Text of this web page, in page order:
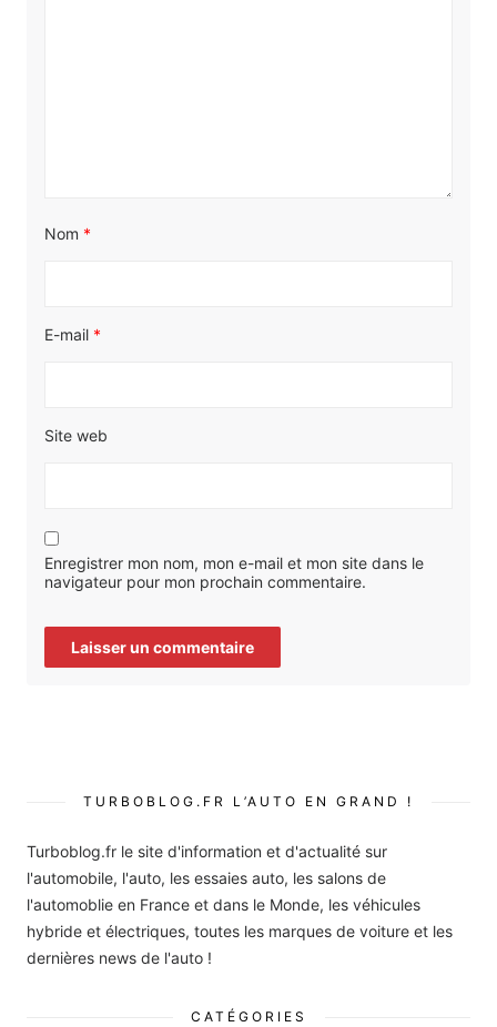
Nom *
E-mail *
Site web
Enregistrer mon nom, mon e-mail et mon site dans le
navigateur pour mon prochain commentaire.
TURBOBLOG.FR L’AUTO EN GRAND !
Turboblog.fr le site d'information et d'actualité sur
l'automobile, l'auto, les essaies auto, les salons de
l'automoblie en France et dans le Monde, les véhicules
hybride et électriques, toutes les marques de voiture et les
dernières news de l'auto !
CATÉGORIES